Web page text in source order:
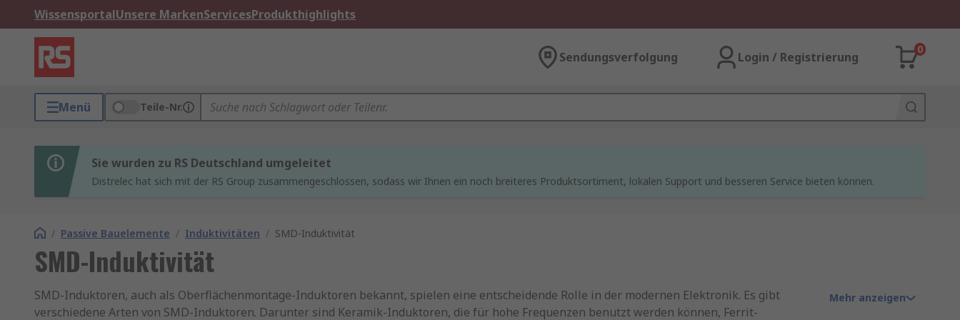
WissensportalUnsere MarkenServicesProdukthighlights
Sendungsverfolgung Login / Registrierung
0
Menü Teile-Nr.
Sie wurden zu RS Deutschland umgeleitet
Distrelec hat sich mit der RS Group zusammengeschlossen, sodass wir Ihnen ein noch breiteres Produktsortiment, lokalen Support und besseren Service bieten können.
/ Passive Bauelemente / Induktivitäten / SMD-Induktivität
SMD-Induktivität
SMD-Induktoren, auch als Oberflächenmontage-Induktoren bekannt, spielen eine entscheidende Rolle in der modernen Elektronik. Es gibt
verschiedene Arten von SMD-Induktoren. Darunter sind Keramik-Induktoren, die für hohe Frequenzen benutzt werden können, Ferrit-
Mehr anzeigen